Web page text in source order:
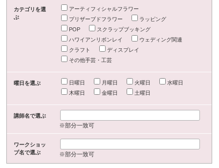
カテゴリを選
ぶ
アーティフィシャルフラワー
プリザーブドフラワー
ラッピング
POP
スクラップブッキング
ハワイアンリボンレイ
ウェディング関連
クラフト
ディスプレイ
その他手芸・工芸
曜日を選ぶ 日曜日 月曜日 火曜日
水曜日
木曜日
金曜日 土曜日
講師名で選ぶ
※部分一致可
ワークショッ
プ名で選ぶ
※部分一致可